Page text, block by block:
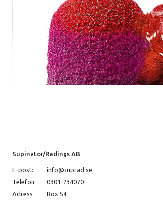
Supinator/Radings AB
E-post:
info@suprad.se
Telefon:
0301-234070
Adress:
Box 54